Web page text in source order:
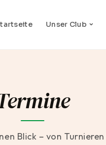
Unser Club
Blick – von